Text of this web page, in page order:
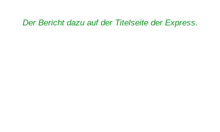
Der Bericht dazu auf der Titelseite der Express.